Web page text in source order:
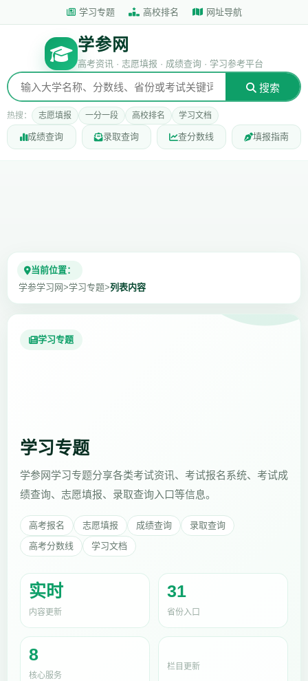
学习专题 高校排名 网址导航
学参网
高考资讯 · 志愿填报 · 成绩查询 · 学习参考平台
搜索
热搜： 志愿填报 一分一段 高校排名 学习文档
成绩查询 录取查询 查分数线 填报指南
当前位置：
学参学习网>学习专题>列表内容
学习专题
学习专题
学参网学习专题分享各类考试资讯、考试报名系统、考试成
绩查询、志愿填报、录取查询入口等信息。
高考报名 志愿填报 成绩查询
录取查询
高考分数线
学习文档
实时
内容更新
31
省份入口
8
核心服务
栏目更新